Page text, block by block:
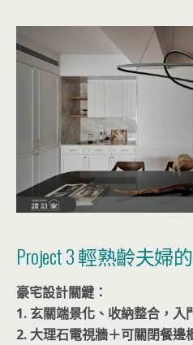
Project 3 輕熟齡夫婦
豪宅設計關鍵：
1. 玄關端景化、收納整合，入
2. 大理石電視牆＋可關閉餐